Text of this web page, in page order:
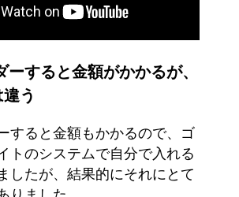
ーすると金額がかかるが、
う
すると金額もかかるので、ゴ
トのシステムで自分で入れる
したが、結果的にそれにとて